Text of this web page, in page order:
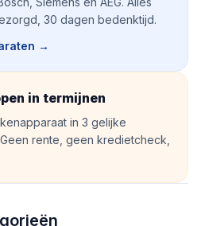
30 dagen bedenktijd.
→
in termijnen
in 3 gelijke
rente, geen kredietcheck,